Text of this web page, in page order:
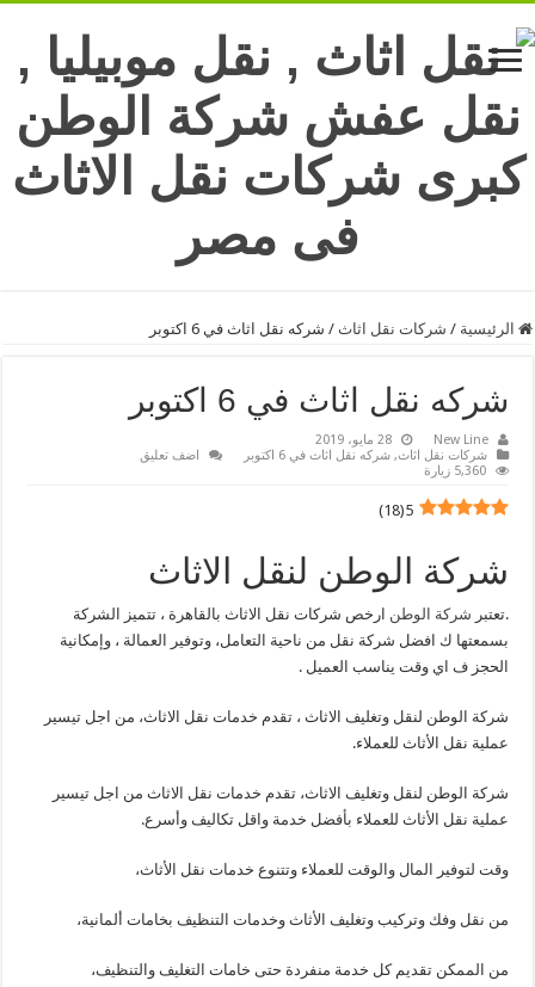
الرئيسية / شركات نقل اثاث / شركه نقل اثاث في 6 اكتوبر
شركه نقل اثاث في 6 اكتوبر
New Line
28 مايو، 2019
شركات نقل اثاث,شركه نقل اثاث في 6 اكتوبر
اضف تعليق
5,360 زيارة
5
(
18
)
شركة الوطن لنقل الاثاث
.تعتبر شركة الوطن ارخص شركات نقل الاثاث بالقاهرة ، تتميز الشركة
بسمعتها ك افضل شركة نقل من ناحية التعامل، وتوفير العمالة ، وإمكانية
الحجز ف اي وقت يناسب العميل .
شركة الوطن لنقل وتغليف الاثاث ، تقدم خدمات نقل الاثاث، من اجل تيسير
عملية نقل الأثاث للعملاء.
شركة الوطن لنقل وتغليف الاثاث، تقدم خدمات نقل الاثاث من اجل تيسير
عملية نقل الأثاث للعملاء بأفضل خدمة واقل تكاليف وأسرع.
وقت لتوفير المال والوقت للعملاء وتتنوع خدمات نقل الأثاث،
من نقل وفك وتركيب وتغليف الأثاث وخدمات التنظيف بخامات ألمانية،
من الممكن تقديم كل خدمة منفردة حتى خامات التغليف والتنظيف،